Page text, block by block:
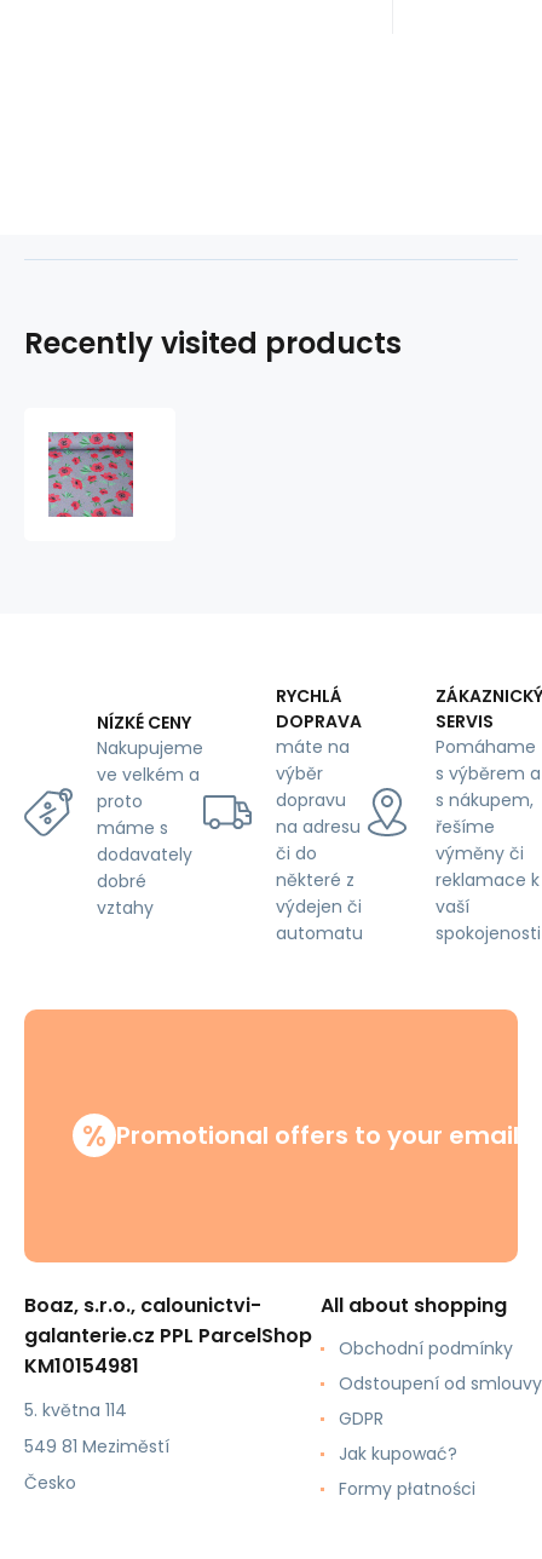
Recently visited products
poppy
on
grey
NÍZKÉ CENY
Nakupujeme
ve velkém a
proto
máme s
dodavately
dobré
vztahy
RYCHLÁ
DOPRAVA
máte na
výběr
dopravu
na adresu
či do
některé z
výdejen či
automatu
ZÁKAZNICKÝ
SERVIS
Pomáhame
s výběrem a
s nákupem,
řešíme
výměny či
reklamace k
vaší
spokojenosti
% Promotional offers to your email
Boaz, s.r.o., calounictvi-
galanterie.cz PPL ParcelShop
KM10154981
5. května 114
549 81 Meziměstí
Česko
All about shopping
Obchodní podmínky
Odstoupení od smlouvy
GDPR
Jak kupować?
Formy płatności